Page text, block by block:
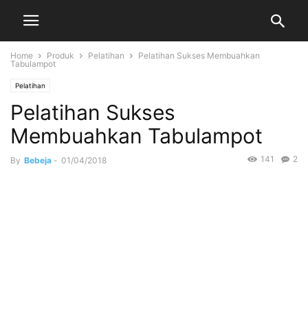
Home Produk Pelatihan
Pelatihan Sukses Membuahkan
Tabulampot
Pelatihan
Pelatihan Sukses
Membuahkan Tabulampot
By Bebeja - 01/04/2018 2
141